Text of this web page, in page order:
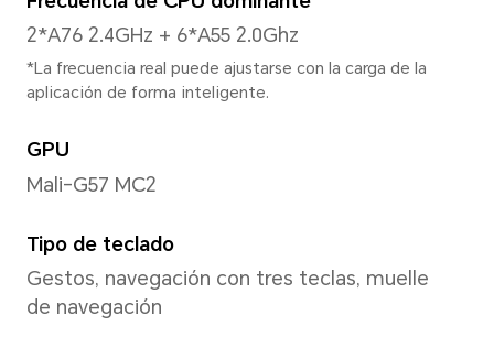
*Con el diseño de esquinas
6,7 pulgadas, cuando se mide de
más pequeña).
Relación de aspecto
20.1:9